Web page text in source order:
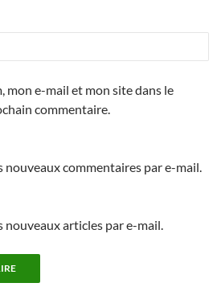
mon e-mail et mon site dans le
commentaire.
nouveaux commentaires par e-mail.
articles par e-mail.